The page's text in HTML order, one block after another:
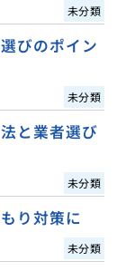
未分類
びのポイン
未分類
と業者選び
未分類
り対策に
未分類